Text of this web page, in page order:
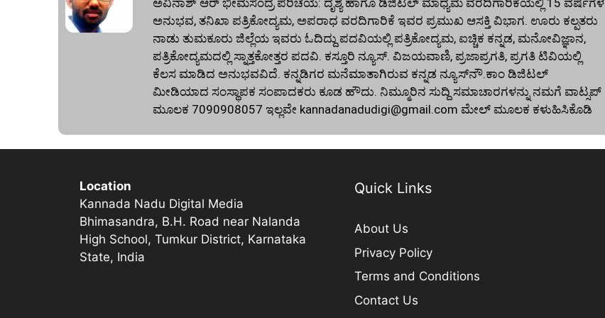
ಅನುಭವ, ತನಿಖಾ ಪತ್ರಿಕೋದ್ಯಮ, ಅಪರಾಧ ವರದಿಗಾರಿಕೆ ಇವರ ಪ್ರಮುಖ ಆಸಕ್ತಿ ವಿಭಾಗ. ಊರು ಕಲ್ಪತರು
ನಾಡು ತುಮಕೂರು ಜಿಲ್ಲೆಯ ಇವರು ಓದಿದ್ದು ಪದವಿಯಲ್ಲಿ ಪತ್ರಿಕೋದ್ಯಮ, ಐಚ್ಚಿಕ ಕನ್ನಡ, ಮನೋವಿಜ್ಞಾನ,
ಪತ್ರಿಕೋದ್ಯಮದಲ್ಲಿ ಸ್ನಾತ್ತಕೋತ್ತರ ಪದವಿ. ಕಸ್ತೂರಿ ನ್ಯೂಸ್‌. ವಿಜಯವಾಣಿ, ಪ್ರಜಾಪ್ರಗತಿ, ಪ್ರಗತಿ ಟಿವಿಯಲ್ಲಿ
ಕೆಲಸ ಮಾಡಿದ ಅನುಭವವಿದೆ. ಕನ್ನಡಿಗರ ಮನೆಮಾತಾಗಿರುವ ಕನ್ನಡ ನ್ಯೂಸ್‌ನೌ.ಕಾಂ ಡಿಜಿಟಲ್‌
ಮೀಡಿಯಾದ ಸಂಸ್ಥಾಪಕ ಸಂಪಾದಕರು ಕೂಡ ಹೌದು. ನಿಮ್ಮೂರಿನ ಸುದ್ದಿ ಸಮಾಚಾರಗಳನ್ನು ನಮಗೆ ವಾಟ್ಸಪ್‌
ಮೂಲಕ 7090908057 ಇಲ್ಲವೇ kannadanadudigi@gmail.com ಮೇಲ್‌ ಮೂಲಕ ಕಳುಹಿಸಿಕೊಡಿ
Location
Kannada Nadu Digital Media
Bhimasandra, B.H. Road near Nalanda
High School, Tumkur District, Karnataka
State, India
Quick Links
About Us
Privacy Policy
Terms and Conditions
Contact Us